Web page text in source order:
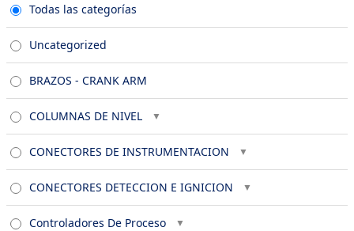
Todas las categorías
Uncategorized
BRAZOS - CRANK ARM
COLUMNAS DE NIVEL
CONECTORES DE INSTRUMENTACION
CONECTORES DETECCION E IGNICION
Controladores De Proceso